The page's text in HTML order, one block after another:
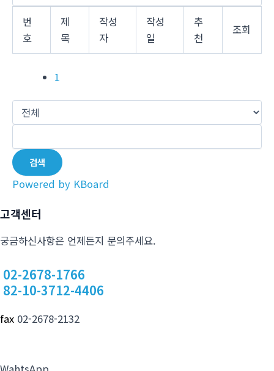
번
호
제
목
작성
자
작성
일
추
천
조회
1
검색
Powered by KBoard
고객센터
궁금하신사항은 언제든지 문의주세요.
02-2678-1766
82-10-3712-4406
fax 02-2678-2132